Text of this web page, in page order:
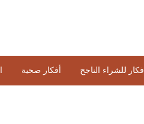
افكار للشراء الناجح أفكار صحية